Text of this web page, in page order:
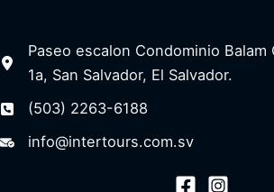
Paseo escalon Condominio Balam
1a, San Salvador, El Salvador.
(503) 2263-6188
info@intertours.com.sv